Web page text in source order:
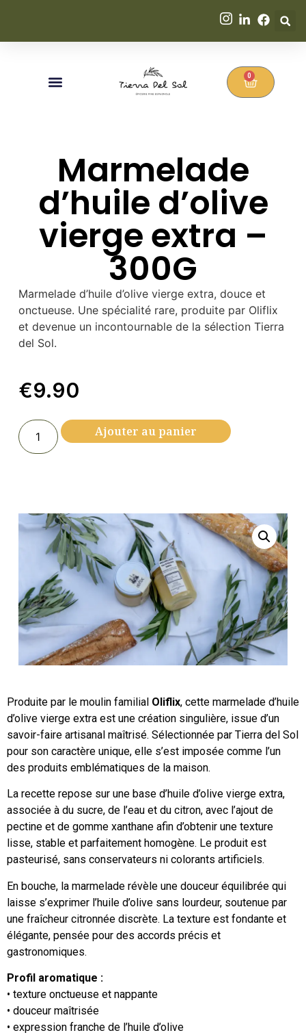
0
Marmelade
d’huile d’olive
vierge extra –
300G
Marmelade d’huile d’olive vierge extra, douce et
onctueuse. Une spécialité rare, produite par Oliflix
et devenue un incontournable de la sélection Tierra
del Sol.
€9.90
Ajouter au panier
Produite par le moulin familial Oliflix, cette marmelade d’huile
d’olive vierge extra est une création singulière, issue d’un
savoir-faire artisanal maîtrisé. Sélectionnée par Tierra del Sol
pour son caractère unique, elle s’est imposée comme l’un
des produits emblématiques de la maison.
La recette repose sur une base d’huile d’olive vierge extra,
associée à du sucre, de l’eau et du citron, avec l’ajout de
pectine et de gomme xanthane afin d’obtenir une texture
lisse, stable et parfaitement homogène. Le produit est
pasteurisé, sans conservateurs ni colorants artificiels.
En bouche, la marmelade révèle une douceur équilibrée qui
laisse s’exprimer l’huile d’olive sans lourdeur, soutenue par
une fraîcheur citronnée discrète. La texture est fondante et
élégante, pensée pour des accords précis et
gastronomiques.
Profil aromatique :
• texture onctueuse et nappante
• douceur maîtrisée
• expression franche de l’huile d’olive